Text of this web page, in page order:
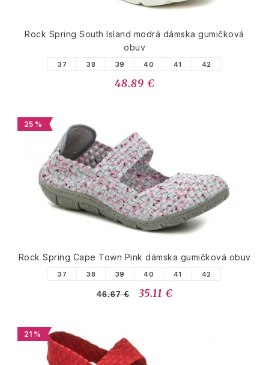
Rock Spring South Island modrá dámska gumičková
obuv
37 38 39 40 41 42
48.89 €
25 %
Rock Spring Cape Town Pink dámska gumičková obuv
37 38 39 40 41 42
46.67 € 35.11 €
21 %